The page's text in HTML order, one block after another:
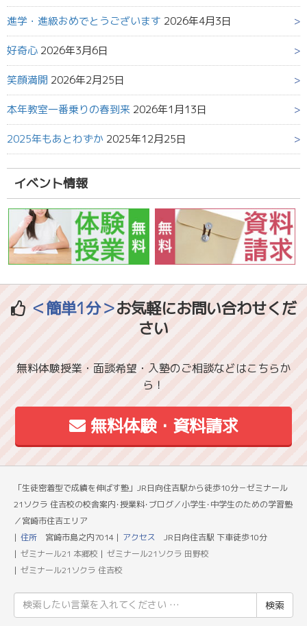
進学・進級おめでとうございます 2026年4月3日
好奇心 2026年3月6日
笑顔満開 2026年2月25日
本年教室一番乗りの春到来 2026年1月13日
2025年もあとわずか 2025年12月25日
イベント情報
＜簡単1分＞お気軽にお問い合わせくだ
さい
無料体験授業・面談希望・入塾のご相談などはこちらか
ら！
無料体験・資料請求
「生徒密着型で成績を伸ばす塾」JR日向住吉駅から徒歩10分－ゼミナール
21ソクラ 住吉校の校舎案内･授業料･ブログ／小学生･中学生のための学習塾
／宮崎市住吉エリア
住所 宮崎市島之内7014 アクセス JR日向住吉駅 下車徒歩10分
ゼミナール21 本郷校
ゼミナール21ソクラ 田野校
ゼミナール21ソクラ 住吉校
索